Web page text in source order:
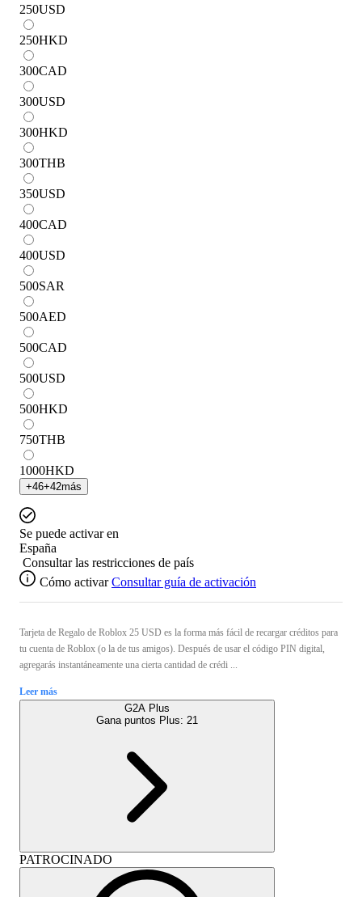
250USD
250HKD
300CAD
300USD
300HKD
300THB
350USD
400CAD
400USD
500SAR
500AED
500CAD
500USD
500HKD
750THB
1000HKD
+46+42más
Se puede activar en
España
Consultar las restricciones de país
Cómo activar Consultar guía de activación
Tarjeta de Regalo de Roblox 25 USD es la forma más fácil de recargar créditos para
tu cuenta de Roblox (o la de tus amigos). Después de usar el código PIN digital,
agregarás instantáneamente una cierta cantidad de crédi ...
Leer más
G2A Plus
Gana puntos Plus: 21
PATROCINADO